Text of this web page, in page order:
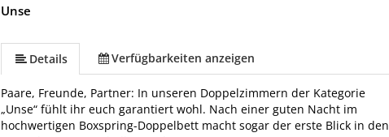
Unse
Details Verfügbarkeiten anzeigen
Paare, Freunde, Partner: In unseren Doppelzimmern der Kategorie
„Unse“ fühlt ihr euch garantiert wohl. Nach einer guten Nacht im
hochwertigen Boxspring-Doppelbett macht sogar der erste Blick in den